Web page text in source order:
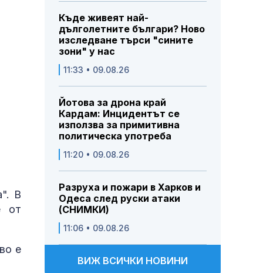
В
от
е
Къде живеят най-
дълголетните българи? Ново
изследване търси "сините
зони" у нас
11:33 • 09.08.26
Йотова за дрона край
Кардам: Инцидентът се
използва за примитивна
политическа употреба
11:20 • 09.08.26
Разруха и пожари в Харков и
Одеса след руски атаки
(СНИМКИ)
11:06 • 09.08.26
ВИЖ ВСИЧКИ НОВИНИ